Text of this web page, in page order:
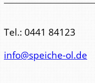
Tel.: 0441 84123
info@speiche-ol.de